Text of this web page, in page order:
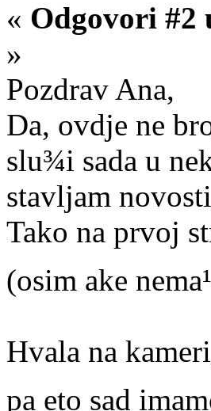
« Odgovori #2
»
Pozdrav Ana,
Da, ovdje ne
slu¾i sada u
stavljam
Tako na prvoj
(osim ake
Hvala na
pa eto sad